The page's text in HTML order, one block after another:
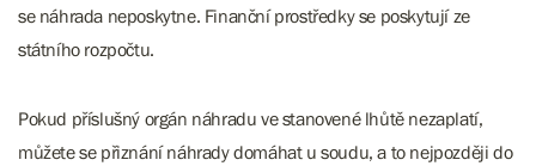
se náhrada neposkytne. Finanční prostředky se poskytují ze
státního rozpočtu.
Pokud příslušný orgán náhradu ve stanovené lhůtě nezaplatí,
můžete se přiznání náhrady domáhat u soudu, a to nejpozději do